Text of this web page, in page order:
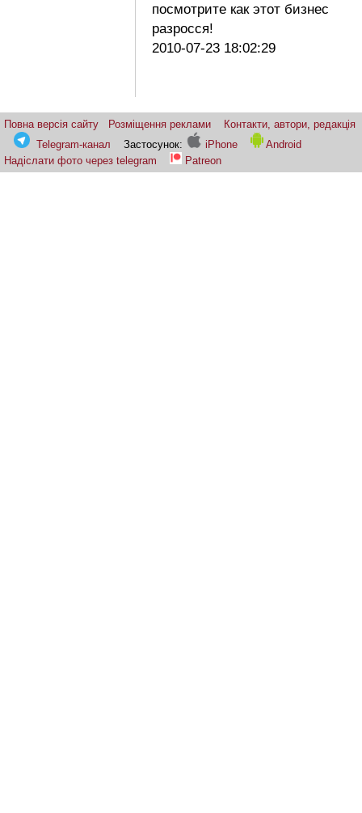
посмотрите как этот бизнес
разросся!
2010-07-23 18:02:29
Повна версія сайту Розміщення реклами
Контакти, автори, редакція
Telegram-канал
Застосунок: iPhone
Android
Надіслати фото через telegram
Patreon